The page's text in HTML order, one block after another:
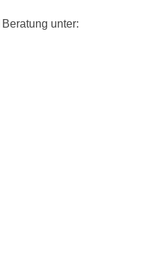
unter: